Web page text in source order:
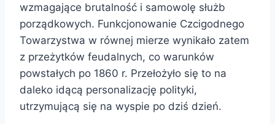
wzmagające brutalność i samowolę służb
porządkowych. Funkcjonowanie Czcigodnego
Towarzystwa w równej mierze wynikało zatem
z przeżytków feudalnych, co warunków
powstałych po 1860 r. Przełożyło się to na
daleko idącą personalizację polityki,
utrzymującą się na wyspie po dziś dzień.